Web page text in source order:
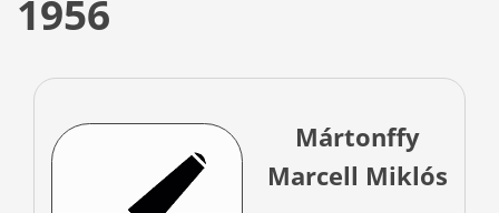
1956
Mártonffy
Marcell Miklós